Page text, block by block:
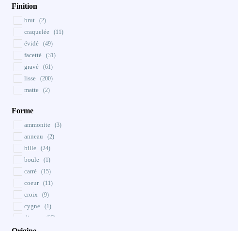
jade (3)
jadeite (25)
jais (1)
jaspe (24)
labradorite
LAPIS (2)
lépidolite
nacre (9)
obsidienne
oeil de tauraux
oeil de tigre
opale (1)
os (1)
phrénite
pyrite (2)
jaune
(43)
(52)
(57)
(36)
(13)
(36)
transparent
(56)
(6)
Finition
brut (2)
craquelée (11)
évidé (49)
facetté (31)
gravé (61)
lisse (200)
matte (2)
Forme
ammonite (3)
anneau (2)
bille (24)
boule (1)
carré (15)
coeur (11)
croix (9)
cygne (1)
disque (27)
donuts